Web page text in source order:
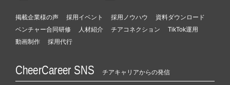
掲載企業様の声 採用イベント 採用ノウハウ
資料ダウンロード
ベンチャー合同研修
人材紹介 チアコネクション
TikTok運用
動画制作
採用代行
CheerCareer SNS チアキャリアからの発信